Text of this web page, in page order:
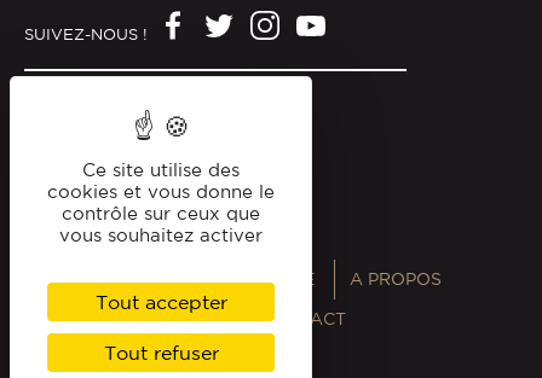
SUIVEZ-NOUS !
Politique de confidentialité
ANNUAIRES MAGAZINE A PROPOS
PROFESSIONNELS CONTACT
Ce site utilise des
cookies et vous donne le
contrôle sur ceux que
vous souhaitez activer
Tout accepter
Tout refuser